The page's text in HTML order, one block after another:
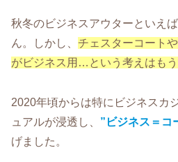
秋冬のビジネスアウターといえ
ん。しかし、 チェスターコート
がビジネス用…という考えはも
2020年頃からは特にビジネスカ
ュアルが浸透し、 ”ビジネス＝コ
げました。